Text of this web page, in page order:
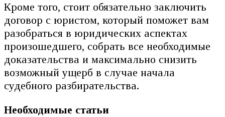
Кроме того, стоит обязательно заключить
договор с юристом, который поможет вам
разобраться в юридических аспектах
произошедшего, собрать все необходимые
доказательства и максимально снизить
возможный ущерб в случае начала
судебного разбирательства.
Необходимые статьи